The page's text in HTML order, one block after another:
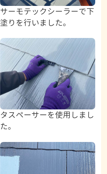
サーモテックシーラーで下
塗りを行いました。
タスペーサーを使用しまし
た。